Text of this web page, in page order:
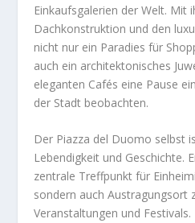
Einkaufsgalerien der Welt. Mit
Dachkonstruktion und den
nicht nur ein Paradies für
auch ein architektonisches
eleganten Cafés eine Pause
der Stadt beobachten.
Der Piazza del Duomo selbst
Lebendigkeit und Geschichte.
zentrale Treffpunkt für
sondern auch Austragungsort
Veranstaltungen und